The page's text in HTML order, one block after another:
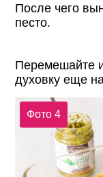
После чего
песто.
Перемешайте
духовку еще
Фото 4